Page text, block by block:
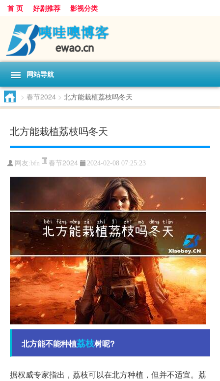
首 页 好剧推荐 影视分类
网站导航
> 春节2024 > 北方能栽植荔枝吗冬天
北方能栽植荔枝吗冬天
网友:bfn 春节2024 2024-02-08 07:25:23
北方能不能种植荔枝树呢?
据权威专家指出，荔枝可以在北方种植，但并不适宜。荔